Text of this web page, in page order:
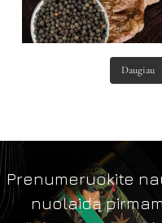
Daugiau
Prenumeruokite
nuolaidą